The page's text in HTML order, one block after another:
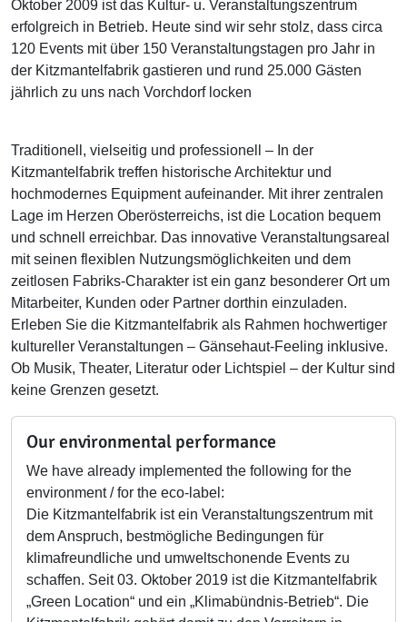
Oktober 2009 ist das Kultur- u. Veranstaltungszentrum
erfolgreich in Betrieb. Heute sind wir sehr stolz, dass circa
120 Events mit über 150 Veranstaltungstagen pro Jahr in
der Kitzmantelfabrik gastieren und rund 25.000 Gästen
jährlich zu uns nach Vorchdorf locken
Traditionell, vielseitig und professionell – In der
Kitzmantelfabrik treffen historische Architektur und
hochmodernes Equipment aufeinander. Mit ihrer zentralen
Lage im Herzen Oberösterreichs, ist die Location bequem
und schnell erreichbar. Das innovative Veranstaltungsareal
mit seinen flexiblen Nutzungsmöglichkeiten und dem
zeitlosen Fabriks-Charakter ist ein ganz besonderer Ort um
Mitarbeiter, Kunden oder Partner dorthin einzuladen.
Erleben Sie die Kitzmantelfabrik als Rahmen hochwertiger
kultureller Veranstaltungen – Gänsehaut-Feeling inklusive.
Ob Musik, Theater, Literatur oder Lichtspiel – der Kultur sind
keine Grenzen gesetzt.
Our environmental performance
We have already implemented the following for the
environment / for the eco-label:
Die Kitzmantelfabrik ist ein Veranstaltungszentrum mit
dem Anspruch, bestmögliche Bedingungen für
klimafreundliche und umweltschonende Events zu
schaffen. Seit 03. Oktober 2019 ist die Kitzmantelfabrik
„Green Location“ und ein „Klimabündnis-Betrieb“. Die